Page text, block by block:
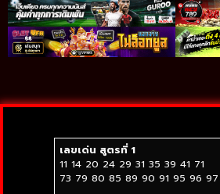
เลขเด่น สูตรที่ 1
11 14 20 24 29 31 35 39 41 71
73 79 80 85 89 90 91 95 96 97